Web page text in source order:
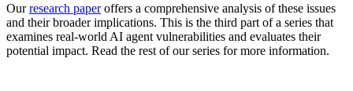
Ourresearch paperoffers a comprehensive analysis of these issues
and their broader implications. This is the third part of a series that
examines real-world AI agent vulnerabilities and evaluates their
potential impact. Read the rest of our series for more information.